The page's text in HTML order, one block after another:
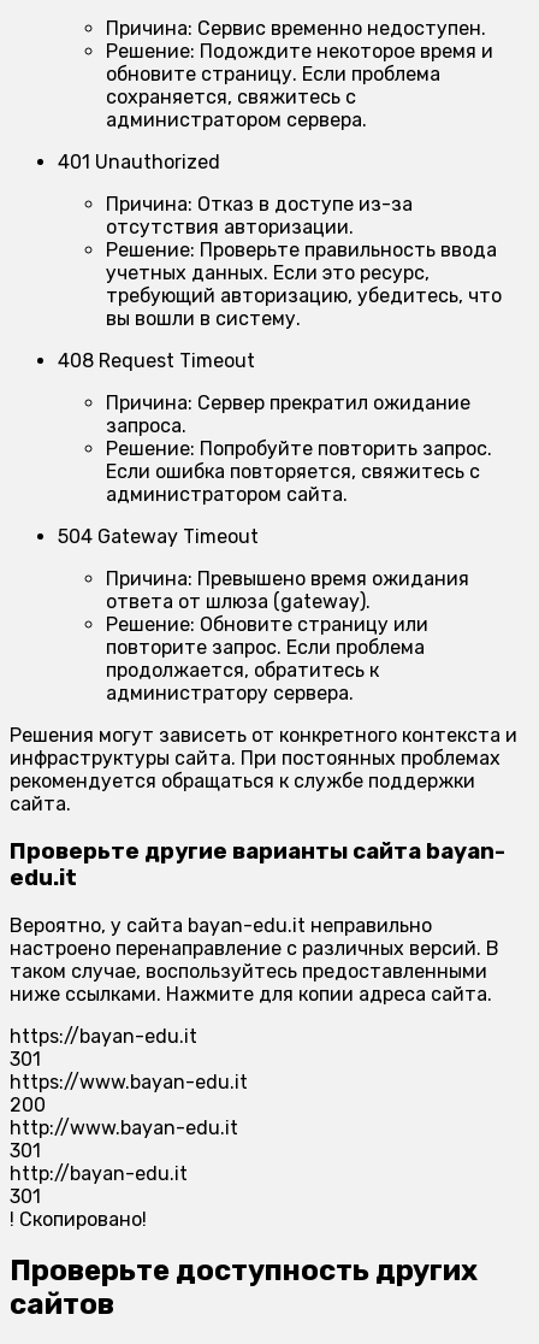
Причина: Сервис временно недоступен.
Решение: Подождите некоторое время и
обновите страницу. Если проблема
сохраняется, свяжитесь с
администратором сервера.
401 Unauthorized
Причина: Отказ в доступе из-за
отсутствия авторизации.
Решение: Проверьте правильность ввода
учетных данных. Если это ресурс,
требующий авторизацию, убедитесь, что
вы вошли в систему.
408 Request Timeout
Причина: Сервер прекратил ожидание
запроса.
Решение: Попробуйте повторить запрос.
Если ошибка повторяется, свяжитесь с
администратором сайта.
504 Gateway Timeout
Причина: Превышено время ожидания
ответа от шлюза (gateway).
Решение: Обновите страницу или
повторите запрос. Если проблема
продолжается, обратитесь к
администратору сервера.
Решения могут зависеть от конкретного контекста и
инфраструктуры сайта. При постоянных проблемах
рекомендуется обращаться к службе поддержки
сайта.
Проверьте другие варианты сайта bayan-
edu.it
Вероятно, у сайта bayan-edu.it неправильно
настроено перенаправление с различных версий. В
таком случае, воспользуйтесь предоставленными
ниже ссылками. Нажмите для копии адреса сайта.
https://bayan-edu.it
301
https://www.bayan-edu.it
200
http://www.bayan-edu.it
301
http://bayan-edu.it
301
! Скопировано!
Проверьте доступность других
сайтов